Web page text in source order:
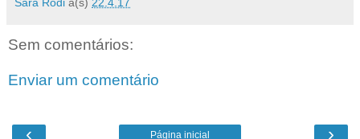
Sara Rodi à(s) 22.4.17
Sem comentários:
Enviar um comentário
‹ ›
Página inicial